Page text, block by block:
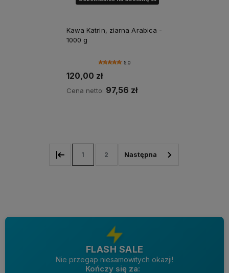
Kawa Katrin, ziarna Arabica -
1000 g
5.0
120,00 zł
Cena netto: 97,56 zł
1 2
FLASH SALE
Nie przegap niesamowitych okazji!
Kończy się za: